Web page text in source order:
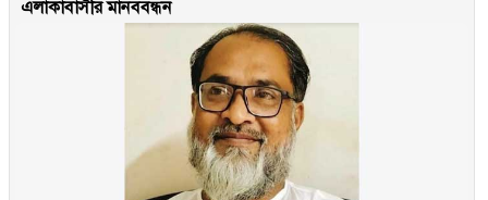
এলাকাবাসীর মানববন্ধন